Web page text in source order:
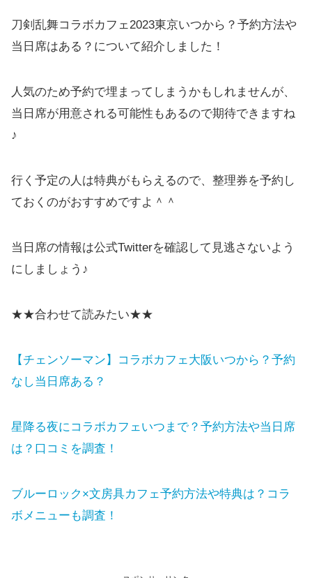
刀剣乱舞コラボカフェ2023東京いつから？予約方法や
当日席はある？について紹介しました！
人気のため予約で埋まってしまうかもしれませんが、
当日席が用意される可能性もあるので期待できますね
♪
行く予定の人は特典がもらえるので、整理券を予約し
ておくのがおすすめですよ＾＾
当日席の情報は公式Twitterを確認して見逃さないよう
にしましょう♪
★★合わせて読みたい★★
【チェンソーマン】コラボカフェ大阪いつから？予約
なし当日席ある？
星降る夜にコラボカフェいつまで？予約方法や当日席
は？口コミを調査！
ブルーロック×文房具カフェ予約方法や特典は？コラ
ボメニューも調査！